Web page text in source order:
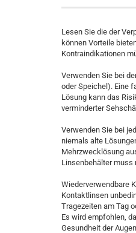
Lesen Sie die der
können Vorteile
Kontraindikationen
Verwenden Sie bei
oder Speichel). Eine
Lösung kann das
verminderter
Verwenden Sie bei
niemals alte
Mehrzwecklösung
Linsenbehälter muss
Wiederverwendbare
Kontaktlinsen
Tragezeiten am Tag
Es wird empfohlen,
Gesundheit der